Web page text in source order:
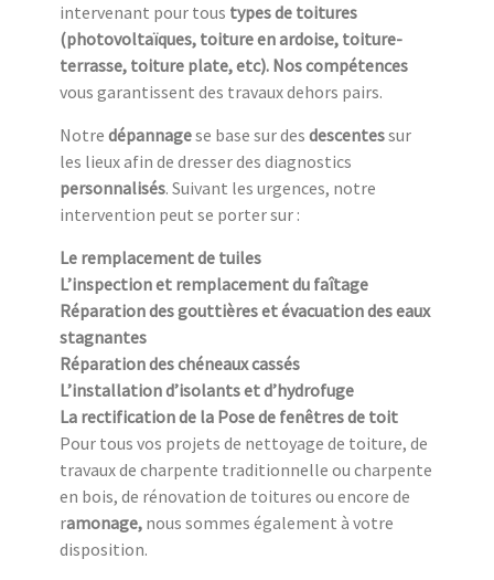
intervenant pour tous types de toitures
(photovoltaïques, toiture en ardoise, toiture-
terrasse, toiture plate, etc). Nos compétences
vous garantissent des travaux dehors pairs.
Notre dépannagese base sur des descentessur
les lieux afin de dresser des diagnostics
personnalisés. Suivant les urgences, notre
intervention peut se porter sur :
Le remplacement de tuiles
L’inspection et remplacement du faîtage
Réparation des gouttières et évacuation des eaux
stagnantes
Réparation des chéneaux cassés
L’installation d’isolants et d’hydrofuge
La rectification de la Pose de fenêtres de toit
Pour tous vos projets de nettoyage de toiture, de
travaux de charpente traditionnelle ou charpente
en bois, de rénovation de toitures ou encore de
ramonage, nous sommes également à votre
disposition.